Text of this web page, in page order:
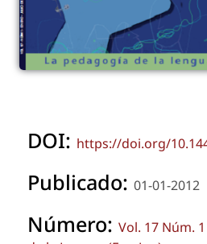
DOI: https://doi.org/
Publicado: 01-01-2012
Número: Vol. 17 Núm.